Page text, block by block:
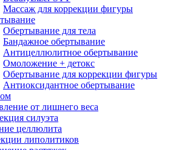
Массаж для коррекции фигуры
Обертывание для тела
Бандажное обертывание
Антицеллюлитное обертывание
Омоложение + детокс
Обертывание для коррекции фигуры
Антиоксидантное обертывание
от лишнего веса
силуэта
целлюлита
липолитиков